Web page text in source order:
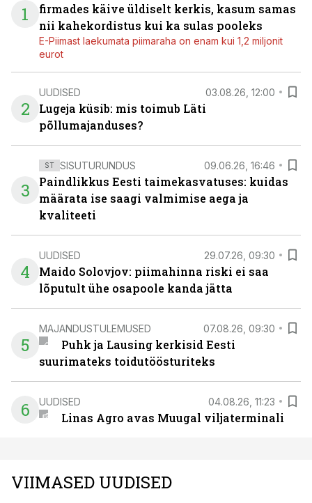
1
firmades käive üldiselt kerkis, kasum samas
nii kahekordistus kui ka sulas pooleks
E-Piimast laekumata piimaraha on enam kui 1,2 miljonit
eurot
2
UUDISED 03.08.26, 12:00
Lugeja küsib: mis toimub Läti
põllumajanduses?
3
ST SISUTURUNDUS 09.06.26, 16:46
Paindlikkus Eesti taimekasvatuses: kuidas
määrata ise saagi valmimise aega ja
kvaliteeti
4
UUDISED 29.07.26, 09:30
Maido Solovjov: piimahinna riski ei saa
lõputult ühe osapoole kanda jätta
5
MAJANDUSTULEMUSED 07.08.26, 09:30
Puhk ja Lausing kerkisid Eesti
suurimateks toidutöösturiteks
6 UUDISED 04.08.26, 11:23
Linas Agro avas Muugal viljaterminali
VIIMASED UUDISED